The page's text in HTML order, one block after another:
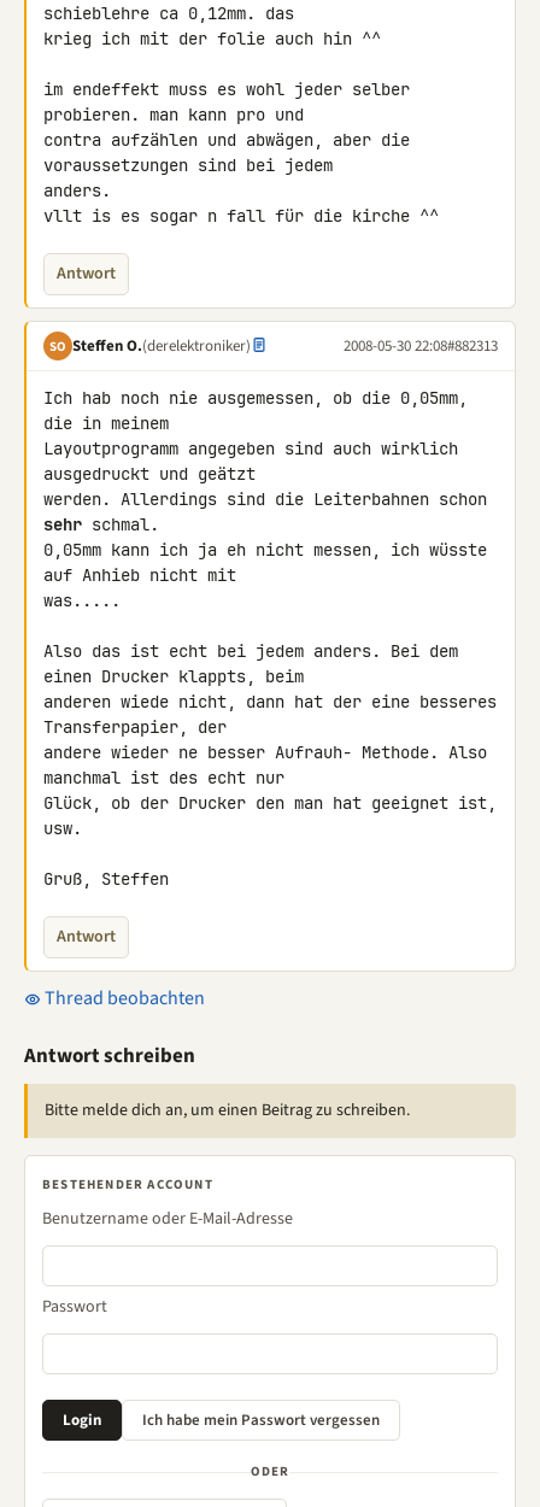
schieblehre ca 0,12mm. das
krieg ich mit der folie auch hin ^^
im endeffekt muss es wohl jeder selber
probieren. man kann pro und
contra aufzählen und abwägen, aber die
voraussetzungen sind bei jedem
anders.
vllt is es sogar n fall für die kirche ^^
Antwort
SO Steffen O.(derelektroniker) 2008-05-30 22:08#882313
Ich hab noch nie ausgemessen, ob die 0,05mm,
die in meinem
Layoutprogramm angegeben sind auch wirklich
ausgedruckt und geätzt
sehr schmal.
0,05mm kann ich ja eh nicht messen, ich wüsste
auf Anhieb nicht mit
was.....
Also das ist echt bei jedem anders. Bei dem
einen Drucker klappts, beim
anderen wiede nicht, dann hat der eine besseres
Transferpapier, der
andere wieder ne besser Aufrauh- Methode. Also
manchmal ist des echt nur
Glück, ob der Drucker den man hat geeignet ist,
usw.
Gruß, Steffen
Antwort
Thread beobachten
Antwort schreiben
Bitte melde dich an, um einen Beitrag zu schreiben.
BESTEHENDER ACCOUNT
Benutzername oder E-Mail-Adresse
Passwort
ODER